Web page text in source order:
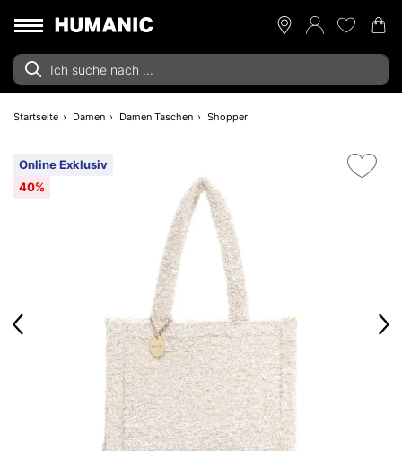
Startseite Damen Damen Taschen Shopper
Online Exklusiv
40%